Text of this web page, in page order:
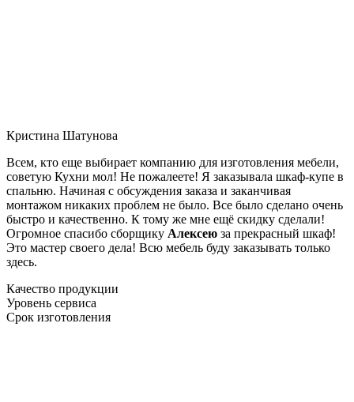
Кристина Шатунова
Всем, кто еще выбирает компанию для изготовления мебели,
советую Кухни мол! Не пожалеете! Я заказывала шкаф-купе в
спальню. Начиная с обсуждения заказа и заканчивая
монтажом никаких проблем не было. Все было сделано очень
быстро и качественно. К тому же мне ещё скидку сделали!
Огромное спасибо сборщику Алексею за прекрасный шкаф!
Это мастер своего дела! Всю мебель буду заказывать только
здесь.
Качество продукции
Уровень сервиса
Срок изготовления